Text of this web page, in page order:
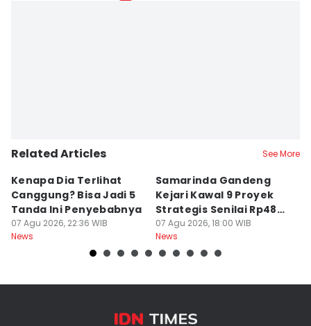
Related Articles See More
Kenapa Dia Terlihat
Canggung? Bisa Jadi 5
Tanda Ini Penyebabnya
07 Agu 2026, 22:36 WIB
News
Samarinda Gandeng
Kejari Kawal 9 Proyek
Strategis Senilai Rp48
Miliar
07 Agu 2026, 18:00 WIB
News